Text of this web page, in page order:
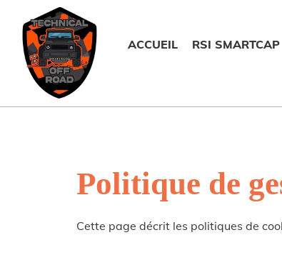
ACCUEIL RSI SMARTCAP
Politique de
Cette page décrit les politiques de